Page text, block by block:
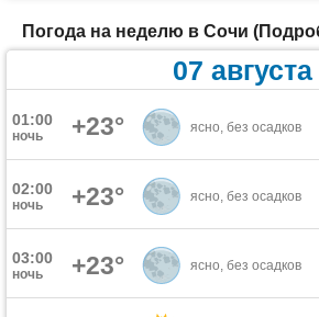
Погода на неделю в Сочи
07 августа
01:00
ночь +23° ясно, без осадков
02:00
ночь +23° ясно, без осадков
03:00
ночь +23° ясно, без осадков